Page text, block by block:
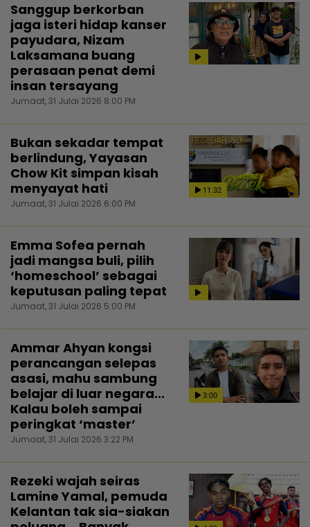
Sanggup berkorban
jaga isteri hidap kanser
payudara, Nizam
Laksamana buang
perasaan penat demi
insan tersayang
Jumaat, 31 Julai 2026 8:00 PM
11:32
Bukan sekadar tempat
berlindung, Yayasan
Chow Kit simpan kisah
menyayat hati
Jumaat, 31 Julai 2026 6:00 PM
Emma Sofea pernah
jadi mangsa buli, pilih
‘homeschool’ sebagai
keputusan paling tepat
Jumaat, 31 Julai 2026 5:00 PM
3:00
Ammar Ahyan kongsi
perancangan selepas
asasi, mahu sambung
belajar di luar negara...
Kalau boleh sampai
peringkat ‘master’
Jumaat, 31 Julai 2026 3:22 PM
Rezeki wajah seiras
Lamine Yamal, pemuda
Kelantan tak sia-siakan